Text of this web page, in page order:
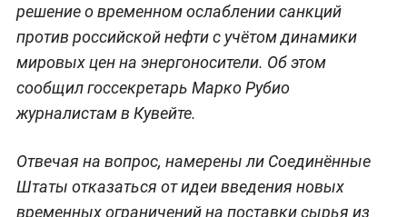
решение о временном ослаблении санкций
против российской нефти с учётом динамики
мировых цен на энергоносители. Об этом
сообщил госсекретарь Марко Рубио
журналистам в Кувейте.
Отвечая на вопрос, намерены ли Соединённые
Штаты отказаться от идеи введения новых
временных ограничений на поставки сырья из